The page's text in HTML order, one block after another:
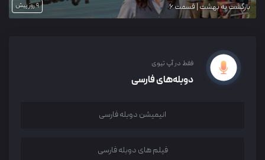
بازگشت به بهشت | قسمت 6 9 روز پیش
فقط در آپ تیوی
دوبله‌های فارسی
انیمیشن دوبله فارسی
فیلم های دوبله فارسی